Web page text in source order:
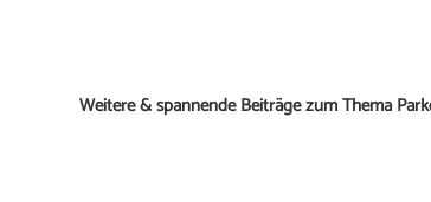
Weitere & spannende Beiträge zum Thema